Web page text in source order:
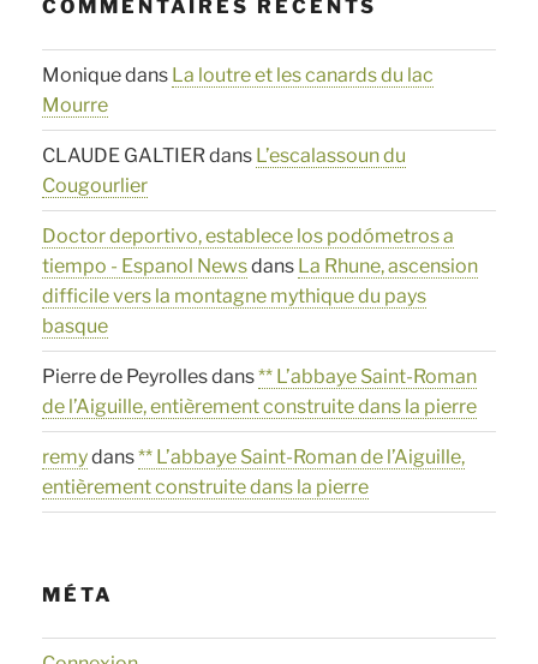
COMMENTAIRES RÉCENTS
Moniquedans La loutre et les canards du lac
Mourre
CLAUDE GALTIERdans L’escalassoun du
Cougourlier
Doctor deportivo, establece los podómetros a
tiempo - Espanol Newsdans La Rhune, ascension
difficile vers la montagne mythique du pays
basque
Pierre de Peyrollesdans** L’abbaye Saint-Roman
de l’Aiguille, entièrement construite dans la pierre
remydans** L’abbaye Saint-Roman de l’Aiguille,
entièrement construite dans la pierre
MÉTA